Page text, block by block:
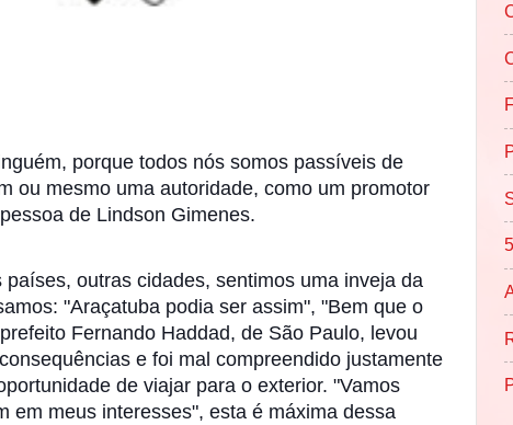
porque todos nós somos passíveis de
ou mesmo uma autoridade, como um promotor
de Lindson Gimenes.
outras cidades, sentimos uma inveja da
"Araçatuba podia ser assim", "Bem que o
Fernando Haddad, de São Paulo, levou
e foi mal compreendido justamente
de viajar para o exterior. "Vamos
em meus interesses", esta é máxima dessa